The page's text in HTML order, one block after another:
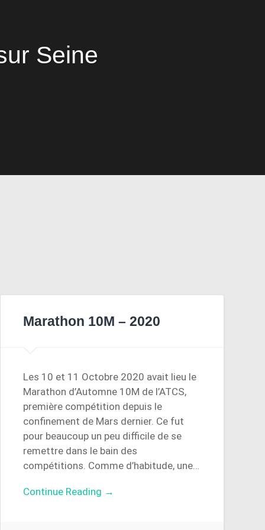
Seine
Marathon 10M – 2020
Les 10 et 11 Octobre 2020 avait lieu le
Marathon d’Automne 10M de l’ATCS,
première compétition depuis le
confinement de Mars dernier. Ce fut
pour beaucoup un peu difficile de se
remettre dans le bain des
compétitions. Comme d’habitude, une…
Continue Reading →